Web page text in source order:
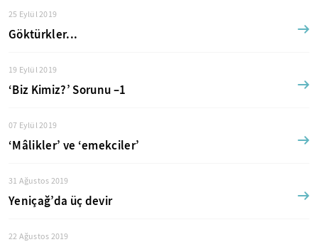
25 Eylül 2019
Göktürkler...
19 Eylül 2019
‘Biz Kimiz?’ Sorunu –1
07 Eylül 2019
‘Mâlikler’ ve ‘emekciler’
31 Ağustos 2019
Yeniçağ’da üç devir
22 Ağustos 2019